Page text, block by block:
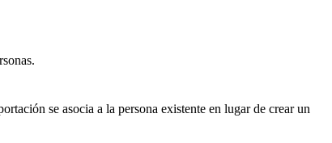
se asocia a la persona existente en lugar de crear un